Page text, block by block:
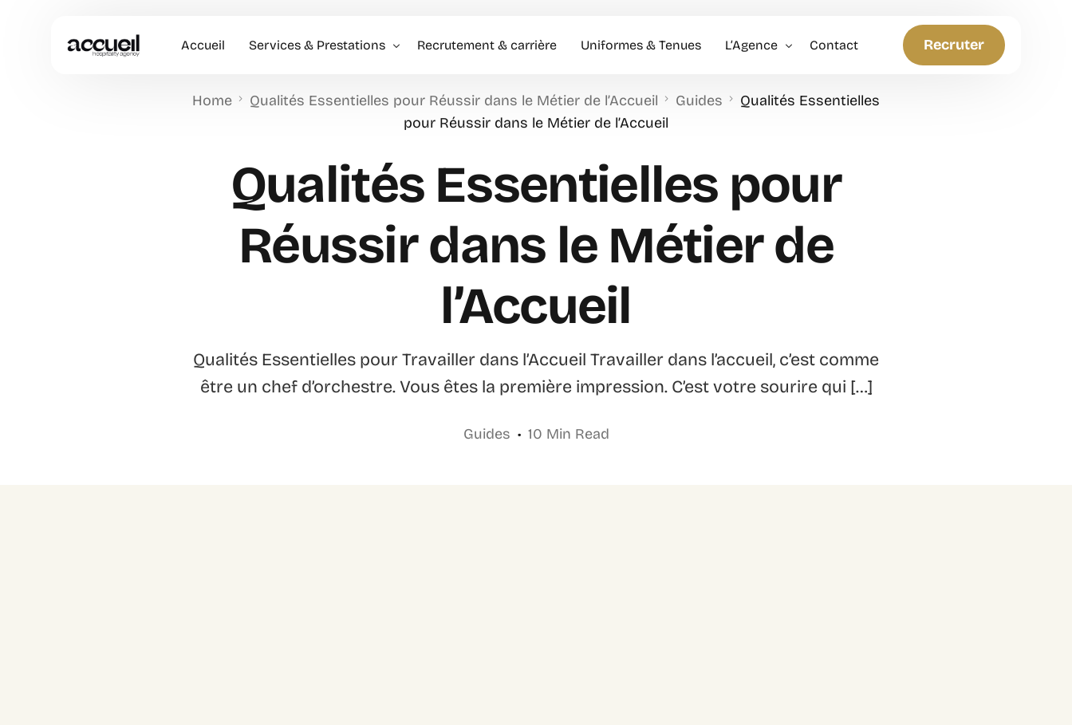
Accueil Services & Prestations
Hôtesses d’accueil événementiel & Hôtes
Animation Commerciale
Accueil VIP
Recrutement & carrière Uniformes & Tenues L’Agence Contact Recruter
Home Qualités Essentielles pour Réussir dans le Métier de l’Accueil Guides
Qualités Essentielles
pour Réussir dans le Métier de l’Accueil
Qualités Essentielles pour
Réussir dans le Métier de
l’Accueil
Qualités Essentielles pour Travailler dans l’Accueil Travailler dans l’accueil, c’est comme
être un chef d’orchestre. Vous êtes la première impression. C’est votre sourire qui […]
Guides 10 Min Read